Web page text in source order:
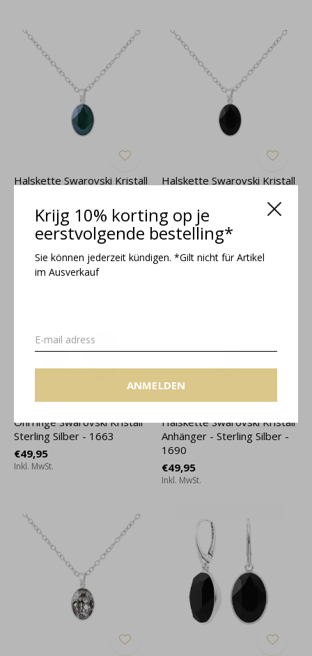
Krijg 10% korting op je
eerstvolgende bestelling*
Sie können jederzeit kündigen. *Gilt nicht für Artikel
im Ausverkauf
ANMELDEN
Halskette Swarovski Kristall
1693
€49,95
Inkl. MwSt.
Halskette Swarovski Kristall
€49,95
Inkl. MwSt.
Ohrringe Swarovski Kristall
Sterling Silber - 1663
€49,95
Inkl. MwSt.
Halskette Swarovski Kristall
Anhänger - Sterling Silber -
1690
€49,95
Inkl. MwSt.